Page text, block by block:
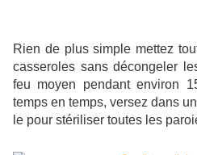
Rien de plus simple mettez
casseroles sans décongeler
feu moyen pendant environ
temps en temps, versez dans
le pour stériliser toutes les